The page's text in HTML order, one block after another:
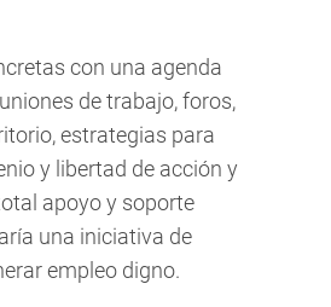
con una agenda
de trabajo, foros,
estrategias para
y libertad de acción y
apoyo y soporte
una iniciativa de
empleo digno.